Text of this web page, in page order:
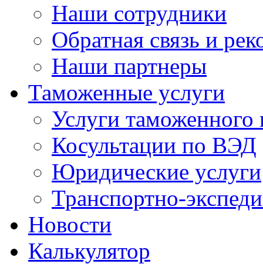
Наши сотрудники
Обратная связь и
Наши партнеры
Таможенные услуги
Услуги таможенного
Косультации по ВЭД
Юридические услуги
Транспортно-
Новости
Калькулятор